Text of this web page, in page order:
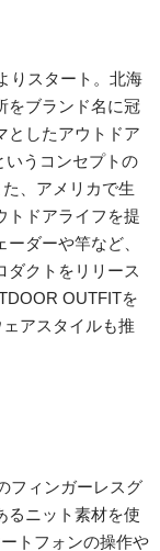
りスタート。北海
をブランド名に冠
としたアウトドア
いうコンセプトの
、アメリカで生
トドアライフを提
ダーや竿など、
ダクトをリリース
OUTFITを
アスタイルも推
フィンガーレスグ
るニット素材を使
トフォンの操作や